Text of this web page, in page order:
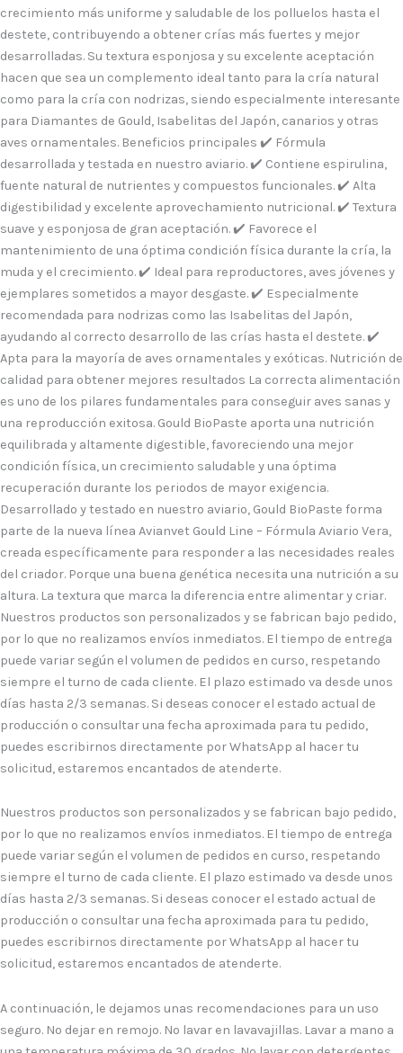
crecimiento más uniforme y saludable de los polluelos hasta el
destete, contribuyendo a obtener crías más fuertes y mejor
desarrolladas. Su textura esponjosa y su excelente aceptación
hacen que sea un complemento ideal tanto para la cría natural
como para la cría con nodrizas, siendo especialmente interesante
para Diamantes de Gould, Isabelitas del Japón, canarios y otras
aves ornamentales. Beneficios principales ✔️ Fórmula
desarrollada y testada en nuestro aviario. ✔️ Contiene espirulina,
fuente natural de nutrientes y compuestos funcionales. ✔️ Alta
digestibilidad y excelente aprovechamiento nutricional. ✔️ Textura
suave y esponjosa de gran aceptación. ✔️ Favorece el
mantenimiento de una óptima condición física durante la cría, la
muda y el crecimiento. ✔️ Ideal para reproductores, aves jóvenes y
ejemplares sometidos a mayor desgaste. ✔️ Especialmente
recomendada para nodrizas como las Isabelitas del Japón,
ayudando al correcto desarrollo de las crías hasta el destete. ✔️
Apta para la mayoría de aves ornamentales y exóticas. Nutrición de
calidad para obtener mejores resultados La correcta alimentación
es uno de los pilares fundamentales para conseguir aves sanas y
una reproducción exitosa. Gould BioPaste aporta una nutrición
equilibrada y altamente digestible, favoreciendo una mejor
condición física, un crecimiento saludable y una óptima
recuperación durante los periodos de mayor exigencia.
Desarrollado y testado en nuestro aviario, Gould BioPaste forma
parte de la nueva línea Avianvet Gould Line – Fórmula Aviario Vera,
creada específicamente para responder a las necesidades reales
del criador. Porque una buena genética necesita una nutrición a su
altura. La textura que marca la diferencia entre alimentar y criar.
Nuestros productos son personalizados y se fabrican bajo pedido,
por lo que no realizamos envíos inmediatos. El tiempo de entrega
puede variar según el volumen de pedidos en curso, respetando
siempre el turno de cada cliente. El plazo estimado va desde unos
días hasta 2/3 semanas. Si deseas conocer el estado actual de
producción o consultar una fecha aproximada para tu pedido,
puedes escribirnos directamente por WhatsApp al hacer tu
solicitud, estaremos encantados de atenderte.
Nuestros productos son personalizados y se fabrican bajo pedido,
por lo que no realizamos envíos inmediatos. El tiempo de entrega
puede variar según el volumen de pedidos en curso, respetando
siempre el turno de cada cliente. El plazo estimado va desde unos
días hasta 2/3 semanas. Si deseas conocer el estado actual de
producción o consultar una fecha aproximada para tu pedido,
puedes escribirnos directamente por WhatsApp al hacer tu
solicitud, estaremos encantados de atenderte.
A continuación, le dejamos unas recomendaciones para un uso
seguro. No dejar en remojo. No lavar en lavavajillas. Lavar a mano a